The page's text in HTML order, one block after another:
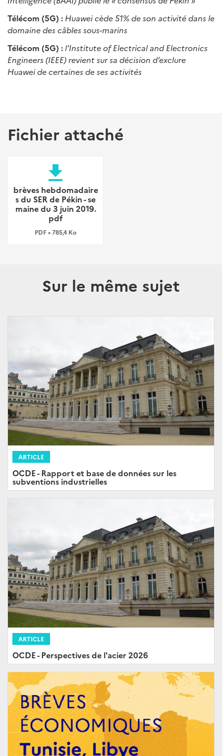
Télécom (5G) : Huawei cède 51% de son activité dans le
domaine des câbles sous-marins
Télécom (5G) : l’Institute of Electrical and Electronics
Engineers (IEEE) revient sur sa décision d’exclure
Huawei de certaines de ses activités
Fichier attaché
file_download
brèves hebdomadaire
s du SER de Pékin - se
maine du 3 juin 2019.
pdf
PDF • 785,4 Ko
Sur le même sujet
ARTICLE
OCDE - Rapport et base de données sur les
subventions industrielles
ARTICLE
OCDE - Perspectives de l'acier 2026